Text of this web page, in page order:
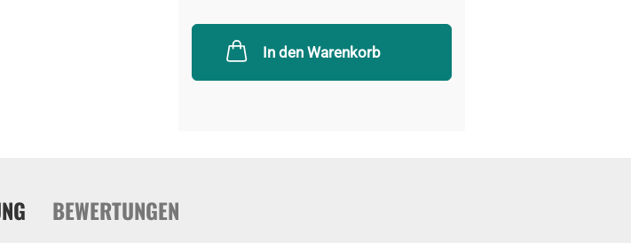
In den Warenkorb
BEWERTUNGEN